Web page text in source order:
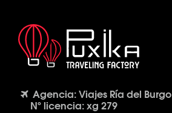
Agencia: Viajes Ría del Burgo
Nº licencia: xg 279